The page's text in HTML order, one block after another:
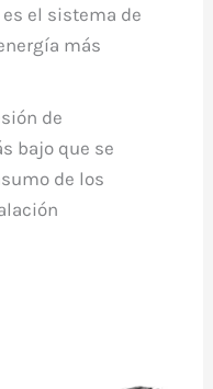
el sistema de
más
de
bajo que se
de los